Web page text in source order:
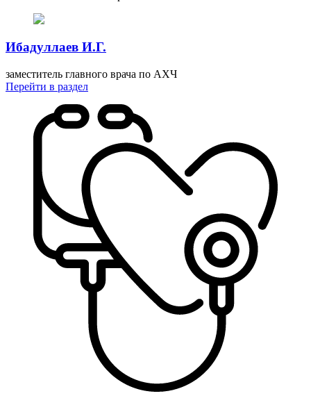
Ибадуллаев И.Г.
заместитель главного врача по АХЧ
Перейти в раздел